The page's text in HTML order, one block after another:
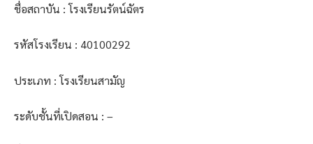
ชื่อสถาบัน : โรงเรียนรัตน์ฉัตร
รหัสโรงเรียน : 40100292
ประเภท : โรงเรียนสามัญ
ระดับชั้นที่เปิดสอน : –